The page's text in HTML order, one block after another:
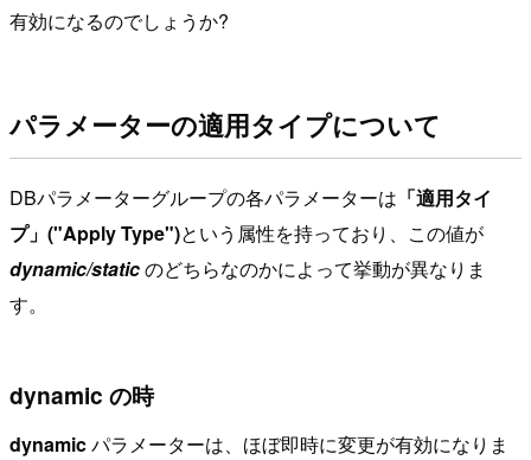
有効になるのでしょうか?
パラメーターの適用タイプについて
DBパラメーターグループの各パラメーターは 「適用タイ
プ」("Apply Type")という属性を持っており、この値が
dynamic/staticのどちらなのかによって挙動が異なりま
す。
dynamic の時
dynamicパラメーターは、ほぼ即時に変更が有効になりま